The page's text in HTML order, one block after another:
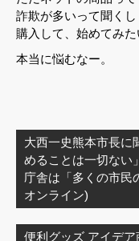
詐欺が多いって聞くし
購入して、始めてみた
本当に悩むなー。
稿
ナ
ビ
ゲ
ー
シ
大西一史熊本市長
めることは一切な
庁舎は「多くの市民
オンライン)
便利グッズ アイデ